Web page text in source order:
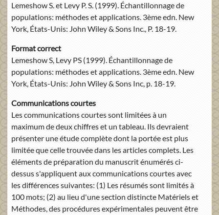
Lemeshow S. et Levy P. S. (1999). Échantillonnage de
populations: méthodes et applications. 3ème edn. New
York, États-Unis: John Wiley & Sons Inc., P. 18-19.
Format correct
Lemeshow S, Levy PS (1999). Échantillonnage de
populations: méthodes et applications. 3ème edn. New
York, États-Unis: John Wiley & Sons Inc, p. 18-19.
Communications courtes
Les communications courtes sont limitées à un
maximum de deux chiffres et un tableau. Ils devraient
présenter une étude complète dont la portée est plus
limitée que celle trouvée dans les articles complets. Les
éléments de préparation du manuscrit énumérés ci-
dessus s'appliquent aux communications courtes avec
les différences suivantes: (1) Les résumés sont limités à
100 mots; (2) au lieu d'une section distincte Matériels et
Méthodes, des procédures expérimentales peuvent être